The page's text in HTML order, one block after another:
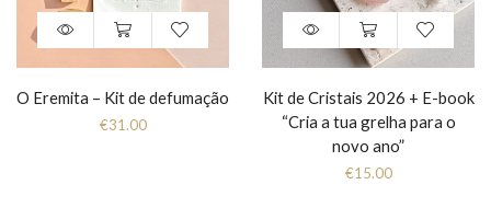
O Eremita – Kit de defumação
€31.00
Kit de Cristais 2026 + E-book
“Cria a tua grelha para o
novo ano”
€15.00